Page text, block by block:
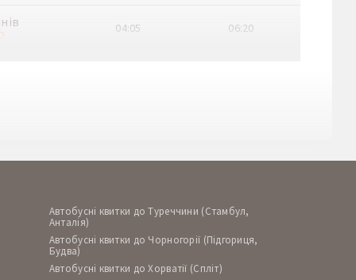
04:05 06:20
03:35 05:35
Автобусні квитки до Туреччини (Стамбул,
Анталія)
Автобусні квитки до Чорногорії (Підгориця,
Будва)
Автобусні квитки до Хорватії (Спліт)